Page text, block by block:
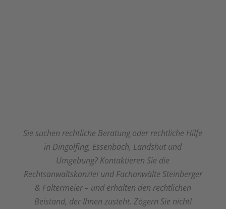
Sie suchen rechtliche Beratung oder rechtliche Hilfe
in Dingolfing, Essenbach, Landshut und
Umgebung? Kontaktieren Sie die
Rechtsanwaltskanzlei und Fachanwälte Steinberger
& Faltermeier – und erhalten den rechtlichen
Beistand, der Ihnen zusteht. Zögern Sie nicht!